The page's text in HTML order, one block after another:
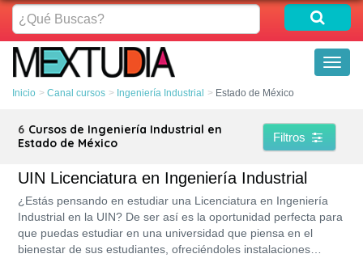
¿Qué
Buscas?
Inicio Canal cursos Ingeniería Industrial Estado de México
6 Cursos de Ingeniería Industrial en
Estado de México
Filtros
UIN Licenciatura en Ingeniería Industrial
¿Estás pensando en estudiar una Licenciatura en Ingeniería
Industrial en la UIN? De ser así es la oportunidad perfecta para
que puedas estudiar en una universidad que piensa en el
bienestar de sus estudiantes, ofreciéndoles instalaciones